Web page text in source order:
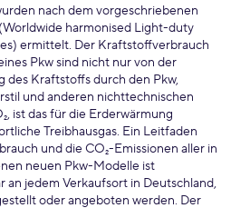
nach dem vorgeschriebenen
harmonised Light-duty
ermittelt. Der Kraftstoffverbrauch
Pkw sind nicht nur von der
Kraftstoffs durch den Pkw,
und anderen nichttechnischen
ist das für die Erderwärmung
Treibhausgas. Ein Leitfaden
und die CO₂-Emissionen aller in
neuen Pkw-Modelle ist
an jedem Verkaufsort in Deutschland,
oder angeboten werden. Der